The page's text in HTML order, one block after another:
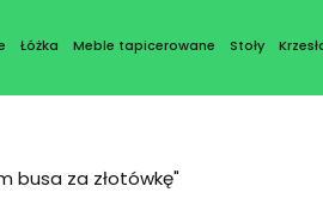
Łóżka Meble tapicerowane Stoły
busa za złotówkę"